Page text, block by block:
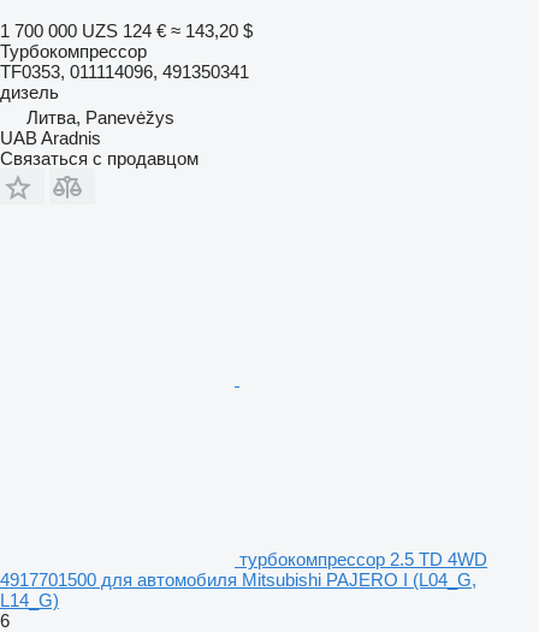
1 700 000 UZS 124 € ≈ 143,20 $
Турбокомпрессор
TF0353, 011114096, 491350341
дизель
Литва, Panevėžys
UAB Aradnis
Связаться с продавцом
турбокомпрессор 2.5 TD 4WD
4917701500 для автомобиля Mitsubishi PAJERO I (L04_G,
L14_G)
6